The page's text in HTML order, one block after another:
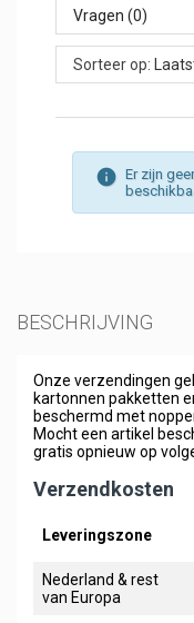
Vragen (0)
Sorteer op:
Er zijn
BESCHRIJVING
Onze verzendingen
kartonnen pakketten
beschermd met
Mocht een artikel
gratis opnieuw op
Verzendkosten
Leveringszone
Nederland & rest
van Europa